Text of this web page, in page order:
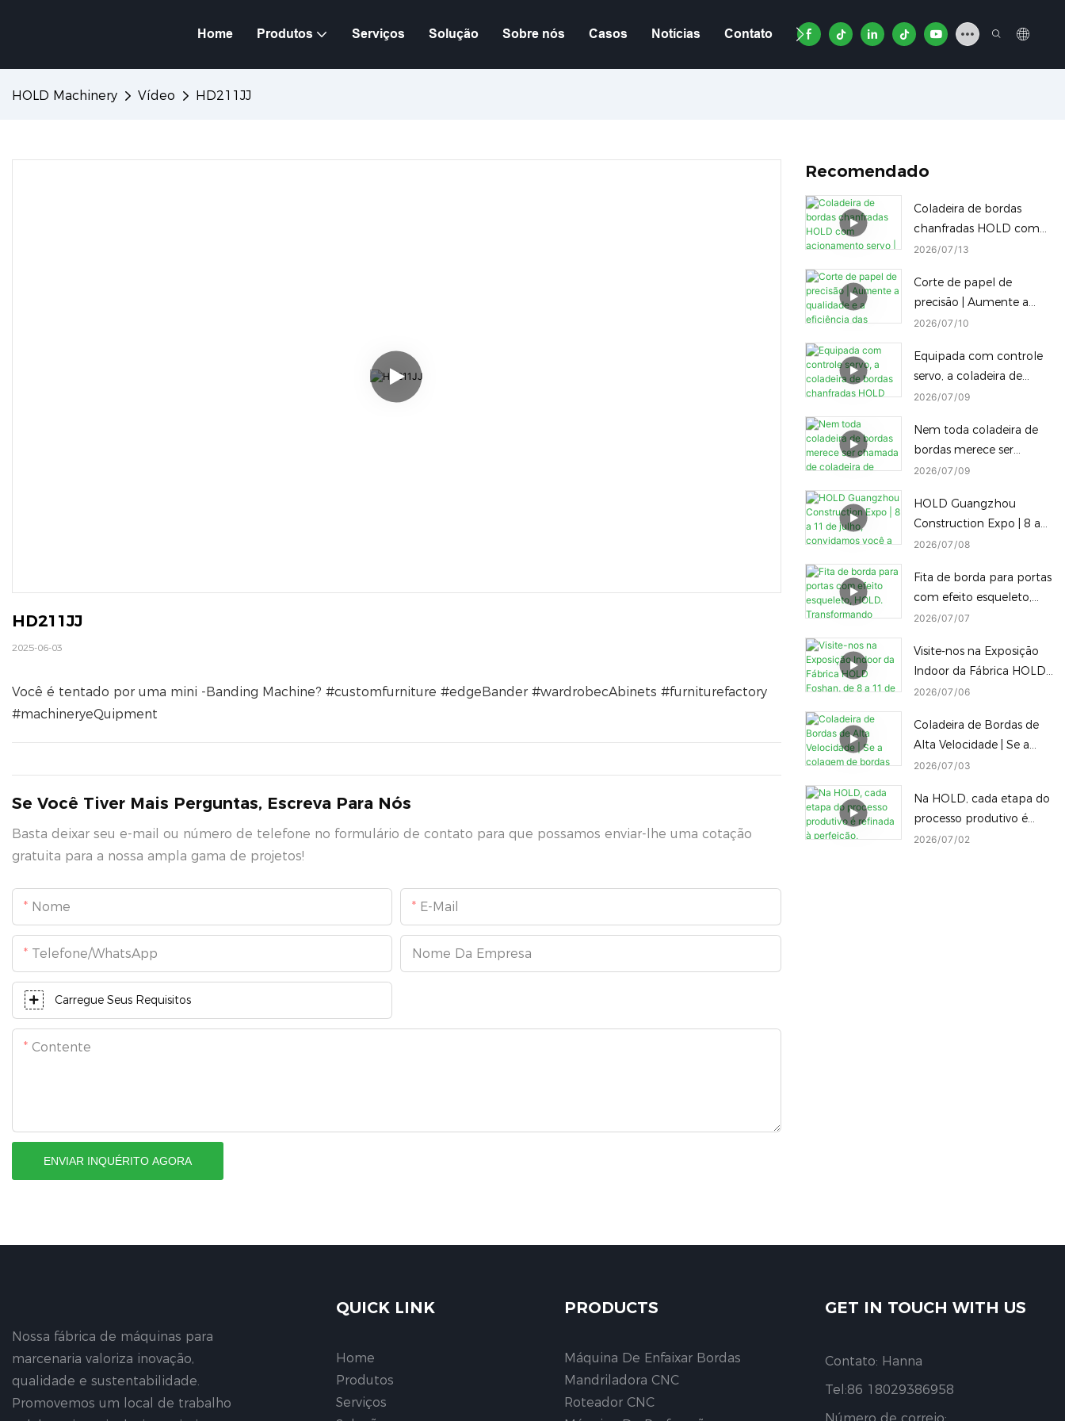
Home Produtos Serviços Solução Sobre nós Casos Notícias Contato Vídeo
HOLD Machinery Vídeo HD211JJ
HD211JJ
2025-06-03
Você é tentado por uma mini -Banding Machine? #customfurniture #edgeBander #wardrobecAbinets #furniturefactory
#machineryeQuipment
Se Você Tiver Mais Perguntas, Escreva Para Nós
Basta deixar seu e-mail ou número de telefone no formulário de contato para que possamos enviar-lhe uma cotação
gratuita para a nossa ampla gama de projetos!
Nome E-Mail
Telefone/WhatsApp Nome Da Empresa
Carregue Seus Requisitos
Contente
ENVIAR INQUÉRITO AGORA
Recomendado
Coladeira de bordas
chanfradas HOLD com
acionamento servo |
clique entre selagem de
borda reta chanfrada e
inclinada
2026 07 13
Corte de papel de
precisão | Aumente a
qualidade e a eficiência
Máquina de embalagem
inteligente HOLD
2026 07 10
Equipada com controle
servo, a coladeira de
bordas chanfradas HOLD
instantânea, com um
único clique, de
diferentes alturas de
bordas chanfradas,
reduzindo o tempo de
inatividade.
2026 07 09
Nem toda coladeira de
bordas merece ser
chamada de coladeira de
e nem toda máquina
Diamond Edge consegue
alternar para uma borda
2026 07 09
HOLD Guangzhou
Construction Expo | 8 a
11 de julho, convidamos
fábrica.
2026 07 08
Fita de borda para portas
com efeito esqueleto,
HOLD. Transformando
2026 07 07
Visite-nos na Exposição
Indoor da Fábrica HOLD
Foshan, de 8 a 11 de
completa de máquinas
para trabalhar madeira
no local.
2026 07 06
Coladeira de Bordas de
Alta Velocidade | Se a
colagem de bordas não
até os melhores painéis
serão desperdiçados!
2026 07 03
Na HOLD, cada etapa do
processo produtivo é
refinada à perfeição,
2026 07 02
Nossa fábrica de máquinas para
marcenaria valoriza inovação,
qualidade e sustentabilidade.
Promovemos um local de trabalho
QUICK LINK
Home
Produtos
Serviços
PRODUCTS
Máquina De Enfaixar Bordas
Mandriladora CNC
Roteador CNC
GET IN TOUCH WITH US
Contato: Hanna
Tel:86 18029386958